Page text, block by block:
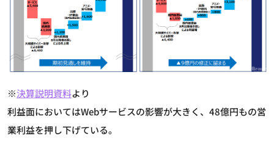
※決算説明資料より
利益面においてはWebサービスの影響が大きく、48億円もの営
業利益を押し下げている。